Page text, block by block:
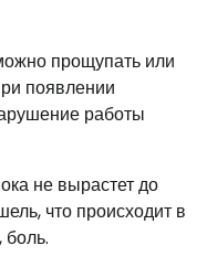
прощупать или
появлении
работы
не вырастет до
что происходит в